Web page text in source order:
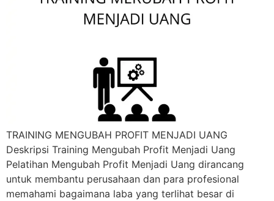
TRAINING MENGUBAH PROFIT MENJADI UANG
Deskripsi Training Mengubah Profit Menjadi Uang
Pelatihan Mengubah Profit Menjadi Uang dirancang
untuk membantu perusahaan dan para profesional
memahami bagaimana laba yang terlihat besar di